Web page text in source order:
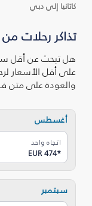
كاتانيا إلى دبي
تذاكر رحلات من
هل تبحث عن أقل
على أقل الأسعار
والعودة على متن
أغسطس
اتجاه واحد
EUR 474*
سبتمبر